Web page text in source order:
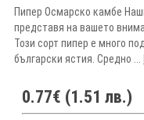
Пипер Осмарско камбе
представя на вашето
Този сорт пипер е много
български ястия. Средно ...
0.77€ (1.51 лв.)